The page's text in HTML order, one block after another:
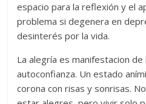
espacio para la reflexión y el
problema si degenera en
desinterés por la vida.
La alegría es manifestacion
autoconfianza. Un estado
corona con risas y sonrisas.